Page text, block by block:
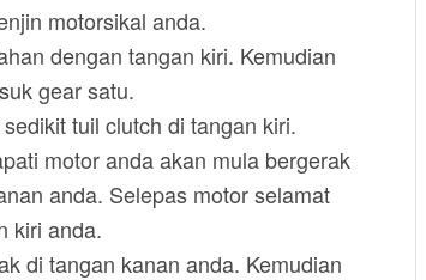
motorsikal anda.
dengan tangan kiri. Kemudian
gear satu.
tuil clutch di tangan kiri.
motor anda akan mula bergerak
anda. Selepas motor selamat
kiri anda.
di tangan kanan anda. Kemudian